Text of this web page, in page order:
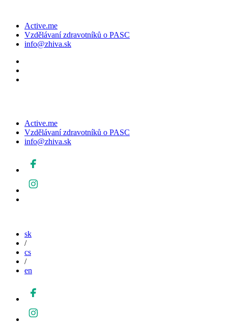
Active.me
Vzdělávaní zdravotníků o PASC
info@zhiva.sk
Active.me
Vzdělávaní zdravotníků o PASC
info@zhiva.sk
sk
/
cs
/
en